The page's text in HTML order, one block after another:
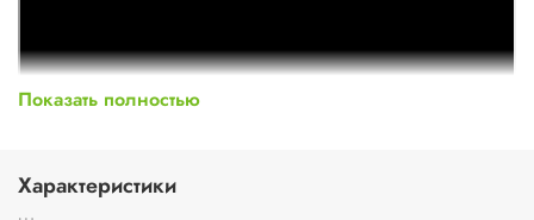
Показать полностью
Характеристики